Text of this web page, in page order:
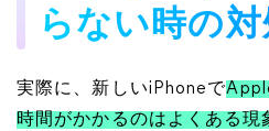
らない時の
実際に、新しいiPhoneで
時間がかかるのはよくある現